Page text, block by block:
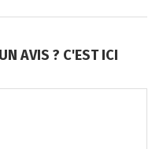
AVIS ? C'EST ICI